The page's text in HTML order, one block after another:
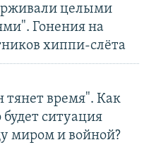
целыми
Гонения на
хиппи-слёта
тянет время". Как
будет ситуация
миром и войной?